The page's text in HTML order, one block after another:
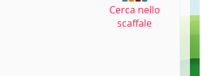
Cerca nello
scaffale